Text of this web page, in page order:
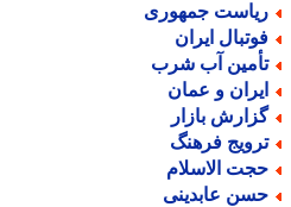
جمهوری
ایران
آب شرب
و عمان
بازار
فرهنگ
الاسلام
عابدینی